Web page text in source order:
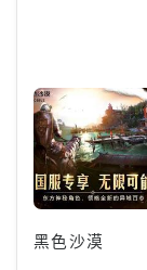
黑色沙漠